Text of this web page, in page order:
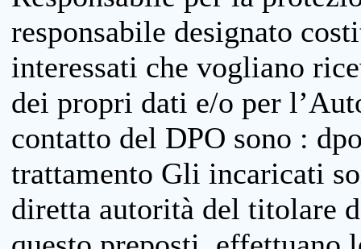
responsabile designato
interessati che vogliano
dei propri dati e/o per
contatto del DPO sono :
trattamento Gli incaricati
diretta autorità del titolare